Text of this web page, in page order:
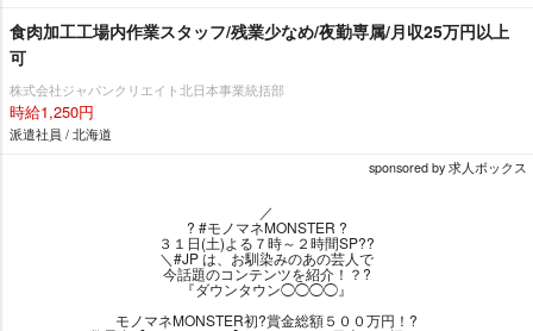
食肉加工工場内作業スタッフ/残業少なめ/夜勤専属/月収25万円以上
可
株式会社ジャパンクリエイト北日本事業統括部
時給1,250円
派遣社員 / 北海道
sponsored by 求人ボックス
／
? #モノマネMONSTER ?
３１日(土)よる７時～２時間SP??
＼ #JPは、お馴染みのあの芸人で
今話題のコンテンツを紹介！？?
『ダウンタウン◯◯◯◯』
モノマネMONSTER初?賞金総額５００万円！?